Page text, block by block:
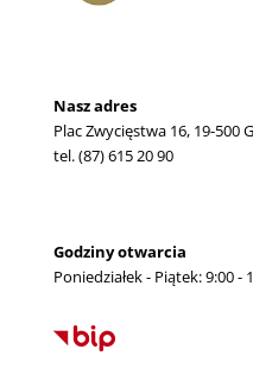
Nasz adres
Plac Zwycięstwa 16, 19-500
tel. (87) 615 20 90
Godziny otwarcia
Poniedziałek - Piątek: 9:00 -